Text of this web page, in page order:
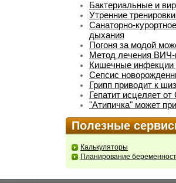
Бактериальные и
Утренние
Санаторно-
дыхания
Погоня за модой
Метод лечения ВИЧ-
Кишечные инфекции
Сепсис
Грипп приводит к
Гепатит исцеляет
"Атипичка" может
Полезные
Калькуляторы
Планирование